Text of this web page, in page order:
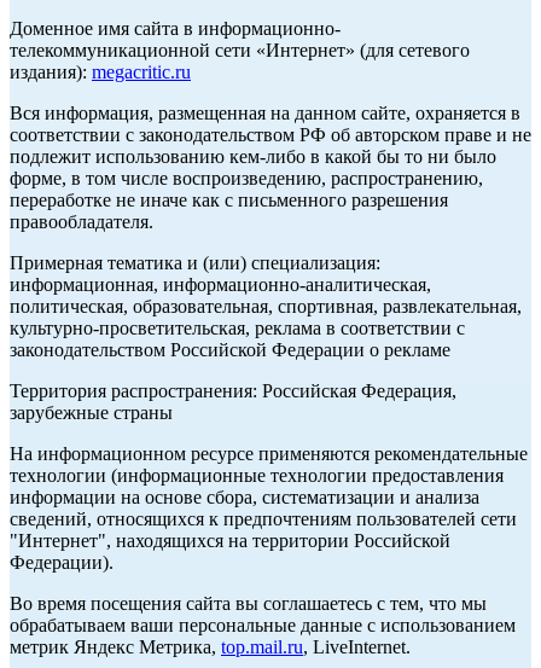
Доменное имя сайта в информационно-
телекоммуникационной сети «Интернет» (для сетевого
издания): megacritic.ru
Вся информация, размещенная на данном сайте, охраняется в
соответствии с законодательством РФ об авторском праве и не
подлежит использованию кем-либо в какой бы то ни было
форме, в том числе воспроизведению, распространению,
переработке не иначе как с письменного разрешения
правообладателя.
Примерная тематика и (или) специализация:
информационная, информационно-аналитическая,
политическая, образовательная, спортивная, развлекательная,
культурно-просветительская, реклама в соответствии с
законодательством Российской Федерации о рекламе
Территория распространения: Российская Федерация,
зарубежные страны
На информационном ресурсе применяются рекомендательные
технологии (информационные технологии предоставления
информации на основе сбора, систематизации и анализа
сведений, относящихся к предпочтениям пользователей сети
"Интернет", находящихся на территории Российской
Федерации).
Во время посещения сайта вы соглашаетесь с тем, что мы
обрабатываем ваши персональные данные с использованием
метрик Яндекс Метрика, top.mail.ru, LiveInternet.